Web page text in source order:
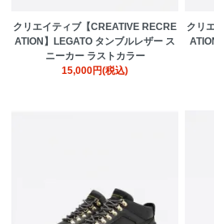
クリエイティブ【CREATIVE RECRE
ATION】LEGATO タンブルレザー ス
ニーカー ラストカラー
15,000円(税込)
クリ